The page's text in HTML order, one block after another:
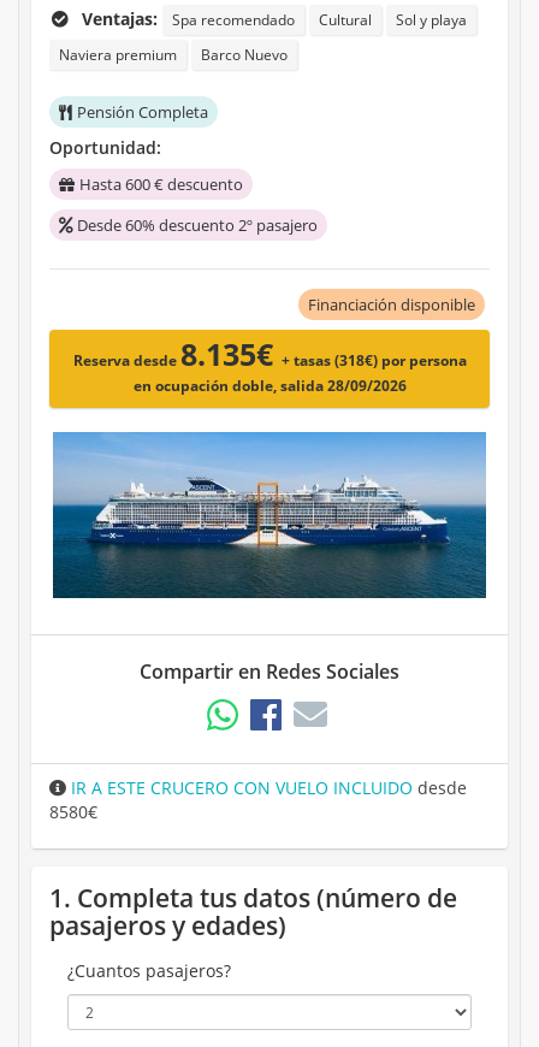
Ventajas:
Spa recomendado Cultural
Sol y playa
Naviera premium
Barco Nuevo
Pensión Completa
Oportunidad:
Hasta 600 € descuento
Desde 60% descuento 2º pasajero
Financiación disponible
Reserva desde 8.135€ + tasas (318€) por persona
en ocupación doble, salida 28/09/2026
Compartir en Redes Sociales
IR A ESTE CRUCERO CON VUELO INCLUIDO desde
8580€
1. Completa tus datos (número de
pasajeros y edades)
¿Cuantos pasajeros?